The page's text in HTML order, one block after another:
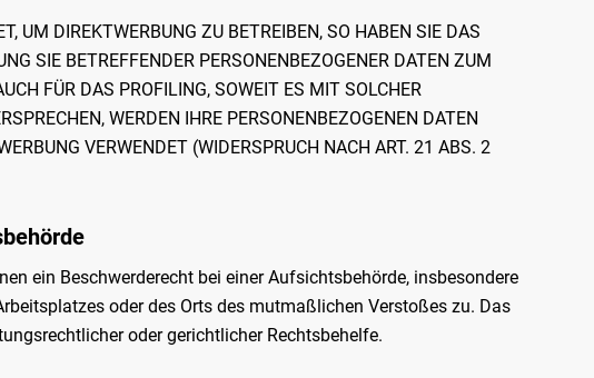
UM DIREKTWERBUNG ZU BETREIBEN, SO HABEN SIE DAS
SIE BETREFFENDER PERSONENBEZOGENER DATEN ZUM
FÜR DAS PROFILING, SOWEIT ES MIT SOLCHER
WERDEN IHRE PERSONENBEZOGENEN DATEN
VERWENDET (WIDERSPRUCH NACH ART. 21 ABS. 2
ein Beschwerderecht bei einer Aufsichtsbehörde, insbesondere
oder des Orts des mutmaßlichen Verstoßes zu. Das
oder gerichtlicher Rechtsbehelfe.